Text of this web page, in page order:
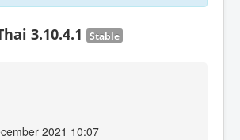
3.10.4.1 Stable
2021 10:07